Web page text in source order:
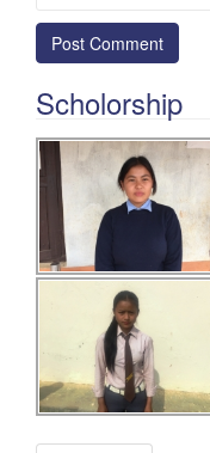
Scholorship